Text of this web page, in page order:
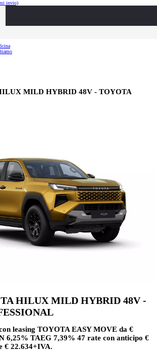
invio)
MILD HYBRID 48V - TOYOTA
HILUX MILD HYBRID 48V -
leasing TOYOTA EASY MOVE da €
6,25% TAEG 7,39% 47 rate con anticipo €
€ 22.634+IVA.